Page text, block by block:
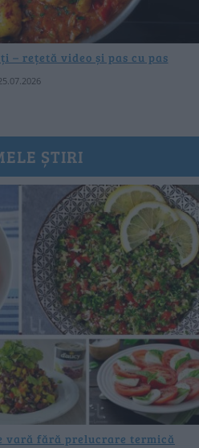
– rețetă video și pas cu pas
ȘTIRI
vară fără prelucrare termică